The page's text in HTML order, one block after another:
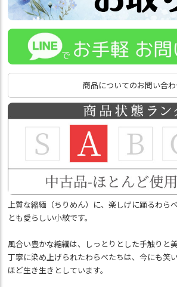
商品についてのお問い合
上質な縮緬（ちりめん）に、楽しげに踊るわら
とも愛らしい小紋です。
風合い豊かな縮緬は、しっとりとした手触りと
丁寧に染め上げられたわらべたちは、今にも笑
ほど生き生きとしています。